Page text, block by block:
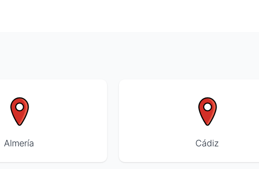
Almería Cádiz